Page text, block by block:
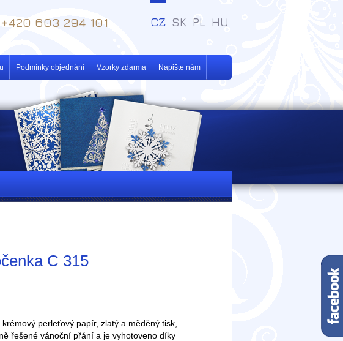
+420 603 294 101 HU
PL
SK
CZ
Podmínky objednání Vzorky zdarma Napište nám
C 315
krémový perleťový papír, zlatý a měděný tisk,
řešené vánoční přání a je vyhotoveno díky